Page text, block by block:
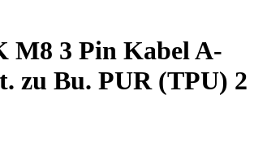
M8 3 Pin Kabel A-
zu Bu. PUR (TPU) 2